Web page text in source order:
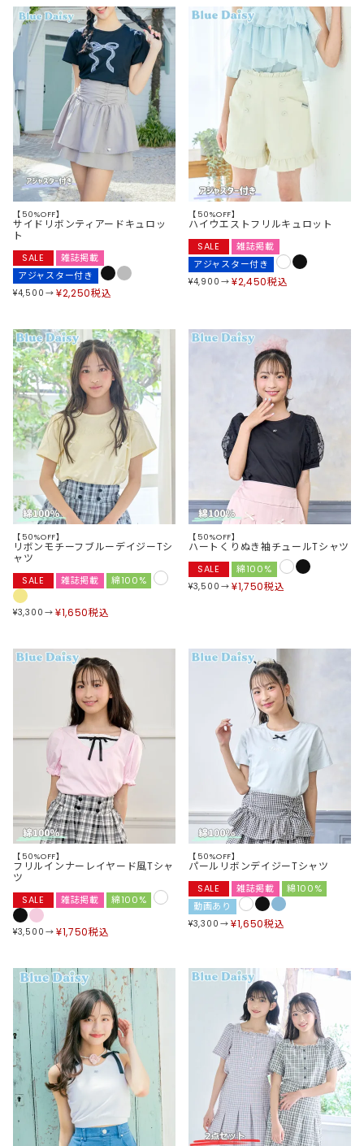
【50%OFF】
サイドリボンティアードキュロッ
ト
SALE
雑誌掲載
アジャスター付き
¥4,500 ¥2,250税込
【50%OFF】
ハイウエストフリルキュロット
SALE
雑誌掲載
アジャスター付き
¥4,900 ¥2,450税込
【50%OFF】
リボンモチーフブルーデイジーTシ
ャツ
SALE 雑誌掲載 綿100%
¥3,300 ¥1,650税込
【50%OFF】
ハートくりぬき袖チュールTシャツ
SALE 綿100%
¥3,500 ¥1,750税込
【50%OFF】
フリルインナーレイヤード風Tシャ
ツ
SALE 雑誌掲載 綿100%
¥3,500 ¥1,750税込
【50%OFF】
パールリボンデイジーTシャツ
SALE 雑誌掲載
綿100%
動画あり
¥3,300 ¥1,650税込